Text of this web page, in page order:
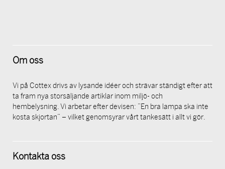
Om oss
Vi på Cottex drivs av lysande idéer och strävar ständigt efter att
ta fram nya storsäljande artiklar inom miljö- och
hembelysning. Vi arbetar efter devisen: ”En bra lampa ska inte
kosta skjortan” – vilket genomsyrar vårt tankesätt i allt vi gör.
Kontakta oss